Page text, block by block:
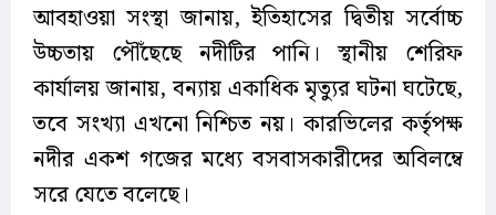
আবহাওয়া সংস্থা জানায়, ইতিহাসের দ্বিতীয় সর্বোচ্চ
উচ্চতায় পৌঁছেছে নদীটির পানি। স্থানীয় শেরিফ
কার্যালয় জানায়, বন্যায় একাধিক মৃত্যুর ঘটনা ঘটেছে,
তবে সংখ্যা এখনো নিশ্চিত নয়। কারভিলের কর্তৃপক্ষ
নদীর একশ গজের মধ্যে বসবাসকারীদের অবিলম্বে
সরে যেতে বলেছে।